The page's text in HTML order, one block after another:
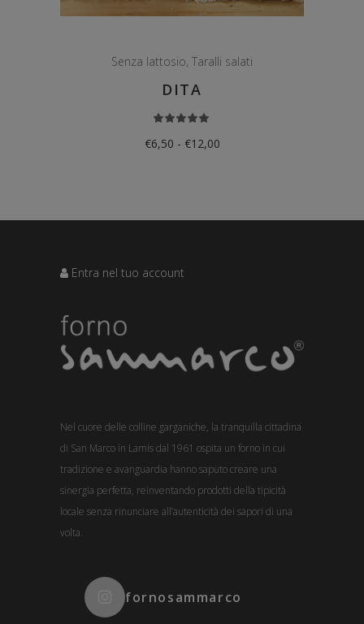
Senza lattosio, Taralli salati
DITA
€6,50 - €12,00Fascia
Entra nel tuo account
Nel cuore delle colline garganiche, la tranquilla cittadina
di San Marco in Lamis dal 1961 ospita un forno in cui
tradizione e avanguardia hanno saputo creare una
sinergia perfetta, reinventando prodotti della tipicità
locale senza rinunciare all’autenticità dei sapori di una
volta.
fornosammarco